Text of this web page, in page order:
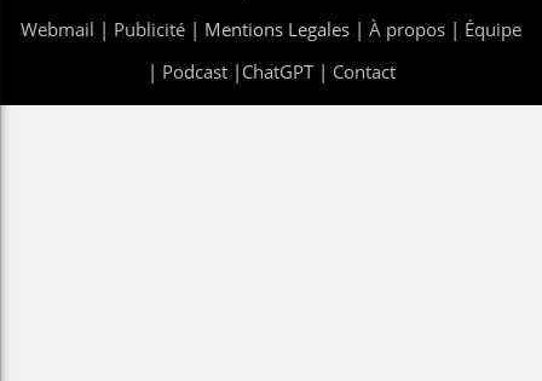
Webmail | Publicité | Mentions Legales | À propos | Équipe
| Podcast| ChatGPT| Contact